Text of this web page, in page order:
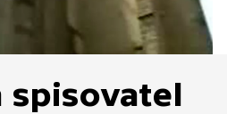
spisovatel